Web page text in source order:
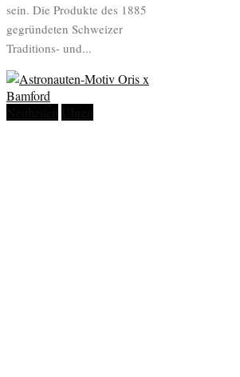
sein. Die Produkte des 1885
gegründeten Schweizer
Traditions- und...